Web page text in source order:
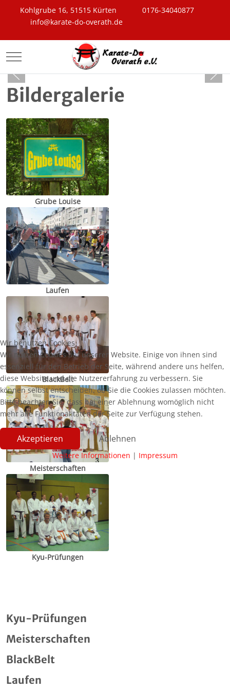
Kohlgrube 16, 51515 Kürten
0176-34040877
info@karate-do-overath.de
Mobile Menu Toggle
Bildergalerie
Grube Louise
Laufen
BlackBelt
Meisterschaften
Kyu-Prüfungen
Kyu-Prüfungen
Meisterschaften
BlackBelt
Laufen
Wir benutzen Cookies
Wir nutzen Cookies auf unserer Website. Einige von ihnen sind
essenziell für den Betrieb der Seite, während andere uns helfen,
diese Website und die Nutzererfahrung zu verbessern. Sie
können selbst entscheiden, ob Sie die Cookies zulassen möchten.
Bitte beachten Sie, dass bei einer Ablehnung womöglich nicht
mehr alle Funktionalitäten der Seite zur Verfügung stehen.
Akzeptieren Ablehnen
Weitere Informationen | Impressum